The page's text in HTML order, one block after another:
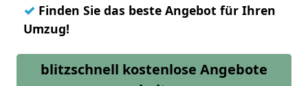
✓ Finden Sie das beste Angebot für Ihren
Umzug!
blitzschnell kostenlose Angebote